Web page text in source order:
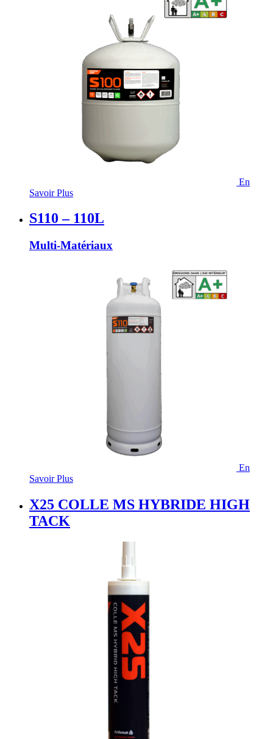
En
Savoir Plus
S110 – 110L
Multi-Matériaux
En
Savoir Plus
X25 COLLE MS HYBRIDE HIGH
TACK